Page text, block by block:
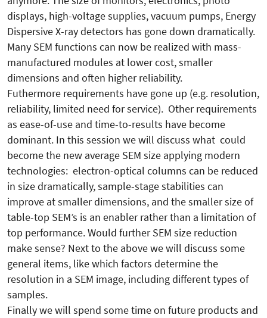
displays, high-voltage supplies, vacuum pumps, Energy
Dispersive X-ray detectors has gone down dramatically.
Many SEM functions can now be realized with mass-
manufactured modules at lower cost, smaller
dimensions and often higher reliability.
Futhermore requirements have gone up (e.g. resolution,
reliability, limited need for service). Other requirements
as ease-of-use and time-to-results have become
dominant. In this session we will discuss what could
become the new average SEM size applying modern
technologies: electron-optical columns can be reduced
in size dramatically, sample-stage stabilities can
improve at smaller dimensions, and the smaller size of
table-top SEM’s is an enabler rather than a limitation of
top performance. Would further SEM size reduction
make sense? Next to the above we will discuss some
general items, like which factors determine the
resolution in a SEM image, including different types of
samples.
Finally we will spend some time on future products and